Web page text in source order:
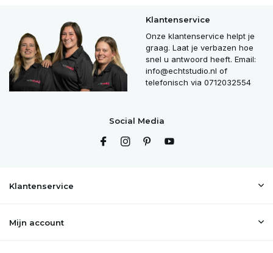
Klantenservice
Onze klantenservice helpt je
graag. Laat je verbazen hoe
snel u antwoord heeft. Email:
info@echtstudio.nl of
telefonisch via 0712032554
Social Media
Klantenservice
Mijn account